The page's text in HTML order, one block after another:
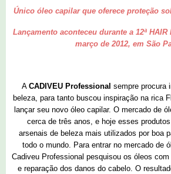
Único óleo capilar que oferece proteção
Lançamento aconteceu durante a 12ª HAIR
março de 2012, em São
A CADIVEU Professional sempre procura
beleza, para tanto buscou inspiração na rica
lançar seu novo óleo capilar. O mercado de
cerca de três anos, e hoje esses
arsenais de beleza mais utilizados por boa
todo o mundo. Para entrar no mercado de
Cadiveu Professional pesquisou os óleos
e reparação dos danos do cabelo. O